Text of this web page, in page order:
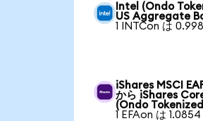
Intel (Ondo
US Aggregate
1 INTCon は
iShares MSCI
から iShares
(Ondo
1 EFAon は